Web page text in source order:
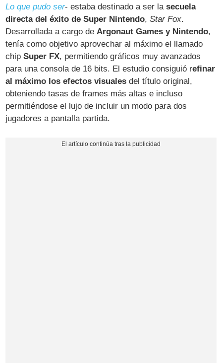
Lo que pudo ser- estaba destinado a ser lasecuela
directa del éxito de Super Nintendo,Star Fox.
Desarrollada a cargo deArgonaut Games y Nintendo,
tenía como objetivo aprovechar al máximo el llamado
chipSuper FX, permitiendo gráficos muy avanzados
para una consola de 16 bits. El estudio consiguió refinar
al máximo los efectos visuales del título original,
obteniendo tasas de frames más altas e incluso
permitiéndose el lujo de incluir un modo para dos
jugadores a pantalla partida.